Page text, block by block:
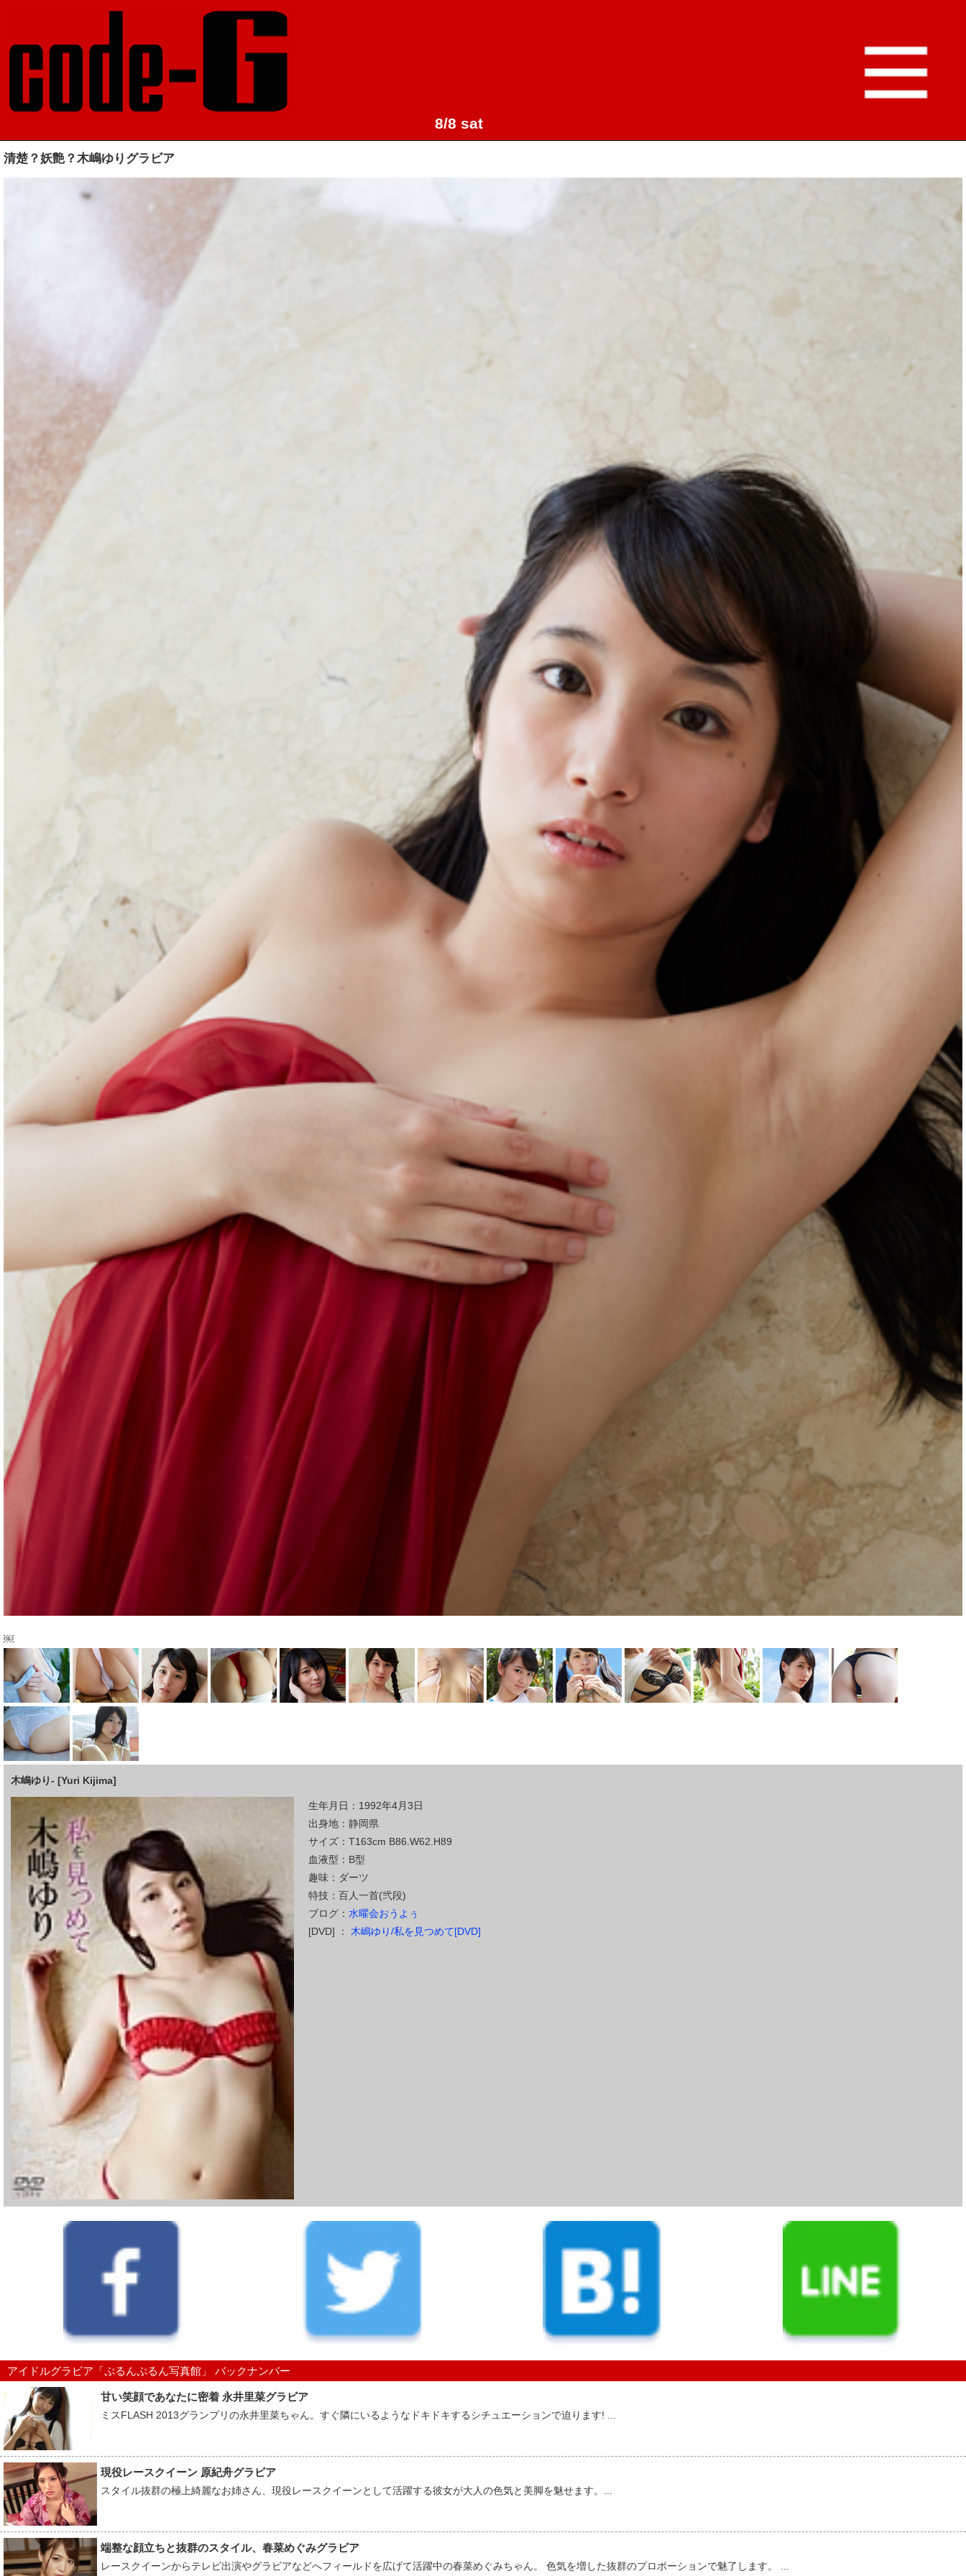
8/8 sat
清楚？妖艶？木嶋ゆりグラビア
￼
木嶋ゆり- [Yuri Kijima]
生年月日：1992年4月3日
出身地：静岡県
サイズ：T163cm B86.W62.H89
血液型：B型
趣味：ダーツ
特技：百人一首(弐段)
ブログ：水曜会おうよぅ
[DVD] ：
木嶋ゆり/私を見つめて[DVD]
アイドルグラビア「ぷるんぷるん写真館」 バックナンバー
甘い笑顔であなたに密着 永井里菜グラビア
ミスFLASH 2013グランプリの永井里菜ちゃん。すぐ隣にいるようなドキドキするシチュエーションで迫ります! ...
現役レースクイーン 原紀舟グラビア
スタイル抜群の極上綺麗なお姉さん、現役レースクイーンとして活躍する彼女が大人の色気と美脚を魅せます。...
端整な顔立ちと抜群のスタイル、春菜めぐみグラビア
レースクイーンからテレビ出演やグラビアなどへフィールドを広げて活躍中の春菜めぐみちゃん。 色気を増した抜群のプロポーションで魅了します。 ...